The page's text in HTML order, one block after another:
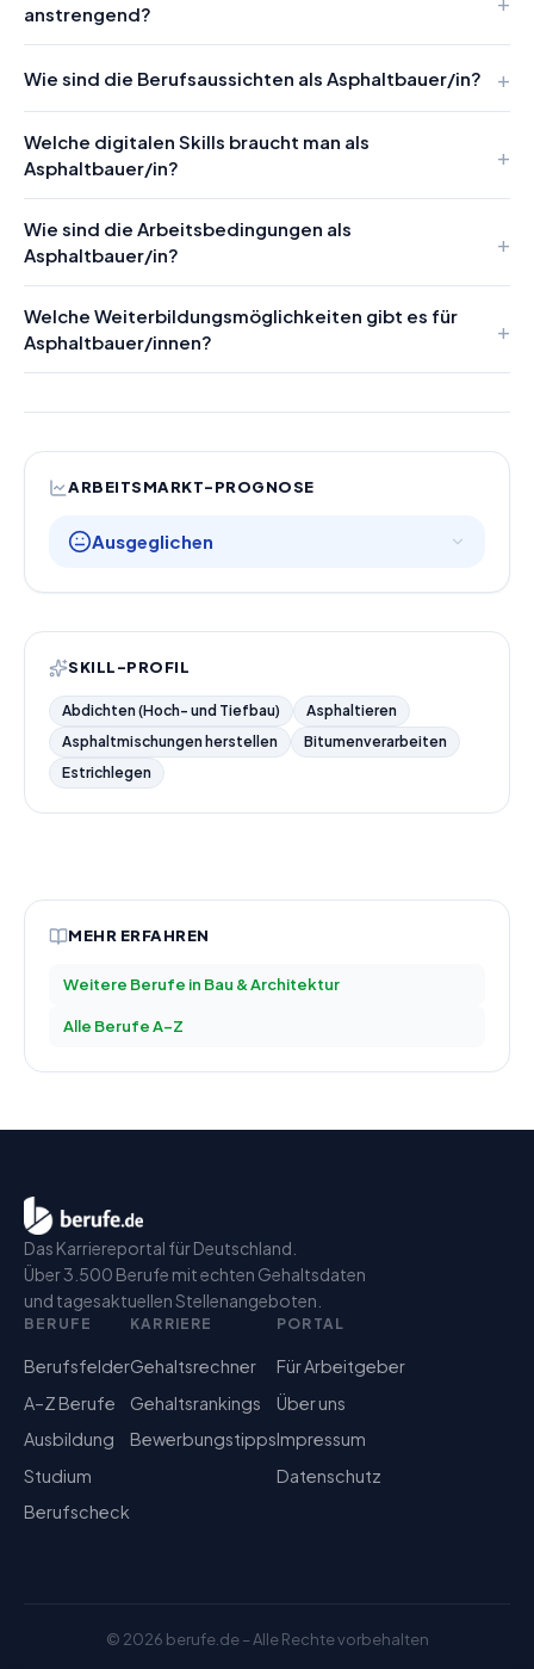
anstrengend?
Wie sind die Berufsaussichten als Asphaltbauer/in?
Welche digitalen Skills braucht man als
Asphaltbauer/in?
Wie sind die Arbeitsbedingungen als
Asphaltbauer/in?
Welche Weiterbildungsmöglichkeiten gibt es für
Asphaltbauer/innen?
ARBEITSMARKT-PROGNOSE
Ausgeglichen
SKILL-PROFIL
Abdichten (Hoch- und Tiefbau)
Asphaltieren
Asphaltmischungen herstellen
Bitumenverarbeiten
Estrichlegen
MEHR ERFAHREN
Weitere Berufe in Bau & Architektur
Alle Berufe A–Z
Das Karriereportal für Deutschland.
Über 3.500 Berufe mit echten Gehaltsdaten
und tagesaktuellen Stellenangeboten.
BERUFE
Berufsfelder
A–Z Berufe
Ausbildung
Studium
Berufscheck
KARRIERE
Gehaltsrechner
Gehaltsrankings
Bewerbungstipps
PORTAL
Für Arbeitgeber
Über uns
Impressum
Datenschutz
© 2026 berufe.de – Alle Rechte vorbehalten